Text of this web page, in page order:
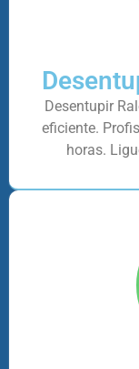
Desentupir
eficiente.
horas.